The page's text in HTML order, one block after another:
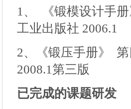
1、
《锻模设计手
工业出版社 2006.1
2、《锻压手册》
2008.1 第三版
已完成的课题研发